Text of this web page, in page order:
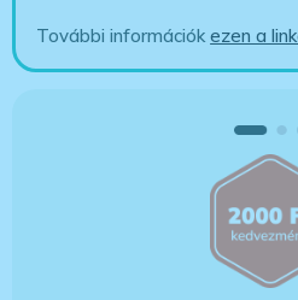
További információkezen a